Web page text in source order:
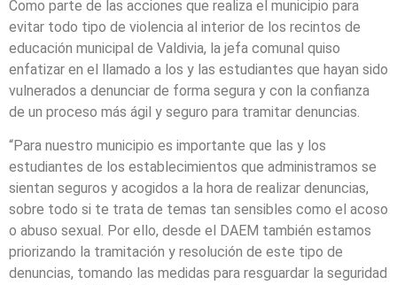
Como parte de las acciones que realiza el municipio para
evitar todo tipo de violencia al interior de los recintos de
educación municipal de Valdivia, la jefa comunal quiso
enfatizar en el llamado a los y las estudiantes que hayan sido
vulnerados a denunciar de forma segura y con la confianza
de un proceso más ágil y seguro para tramitar denuncias.
“Para nuestro municipio es importante que las y los
estudiantes de los establecimientos que administramos se
sientan seguros y acogidos a la hora de realizar denuncias,
sobre todo si te trata de temas tan sensibles como el acoso
o abuso sexual. Por ello, desde el DAEM también estamos
priorizando la tramitación y resolución de este tipo de
denuncias, tomando las medidas para resguardar la seguridad